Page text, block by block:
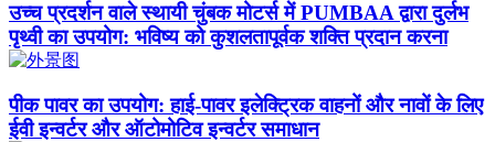
उच्च प्रदर्शन वाले स्थायी चुंबक मोटर्स में PUMBAA द्वारा दुर्लभ
पृथ्वी का उपयोग: भविष्य को कुशलतापूर्वक शक्ति प्रदान करना
पीक पावर का उपयोग: हाई-पावर इलेक्ट्रिक वाहनों और नावों के लिए
ईवी इन्वर्टर और ऑटोमोटिव इन्वर्टर समाधान​